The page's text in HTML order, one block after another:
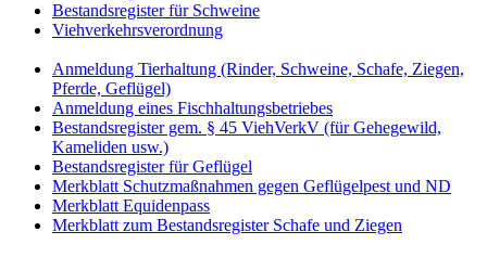
Bestandsregister für Schweine
Viehverkehrsverordnung
Anmeldung Tierhaltung (Rinder, Schweine, Schafe, Ziegen,
Pferde, Geflügel)
Anmeldung eines Fischhaltungsbetriebes
Bestandsregister gem. § 45 ViehVerkV (für Gehegewild,
Kameliden usw.)
Bestandsregister für Geflügel
Merkblatt Schutzmaßnahmen gegen Geflügelpest und ND
Merkblatt Equidenpass
Merkblatt zum Bestandsregister Schafe und Ziegen